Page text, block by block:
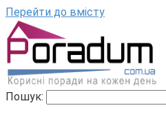
Перейти до вмісту
Пошук: